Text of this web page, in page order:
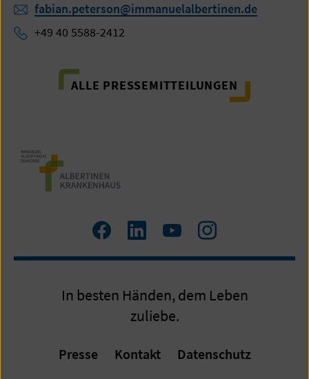
fabian.peterson@immanuelalbertinen.de
+49 40 5588-2412
ALLE PRESSEMITTEILUNGEN
Zum
Facebook
Zum
LinkedIn
Zum
YouTube
Zum
Instagram
In besten Händen, dem Leben
zuliebe.
Presse Kontakt Datenschutz